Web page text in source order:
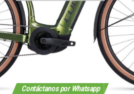
Contáctanos por Whatsapp